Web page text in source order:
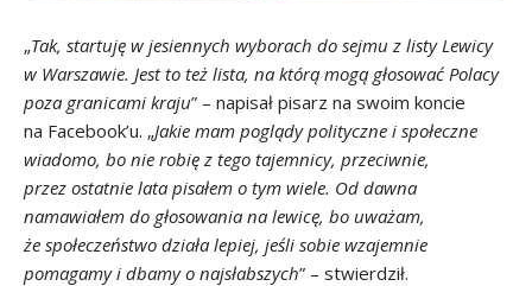
„Tak, startuję w jesiennych wyborach do sejmu z listy Lewicy
w Warszawie. Jest to też lista, na którą mogą głosować Polacy
poza granicami kraju” – napisał pisarz na swoim koncie
na Facebook’u. „Jakie mam poglądy polityczne i społeczne
wiadomo, bo nie robię z tego tajemnicy, przeciwnie,
przez ostatnie lata pisałem o tym wiele. Od dawna
namawiałem do głosowania na lewicę, bo uważam,
że społeczeństwo działa lepiej, jeśli sobie wzajemnie
pomagamy i dbamy o najsłabszych” – stwierdził.